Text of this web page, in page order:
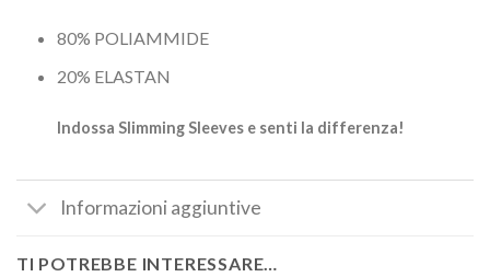
80% POLIAMMIDE
20% ELASTAN
Indossa Slimming Sleeves e senti la differenza!
Informazioni aggiuntive
TI POTREBBE INTERESSARE…